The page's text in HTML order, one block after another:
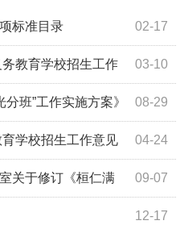
02-17
标准目录
03-10
教育学校招生工作
08-29
班”工作实施方案》
04-24
学校招生工作意见
09-07
关于修订《桓仁满
改善计划工... 12-17